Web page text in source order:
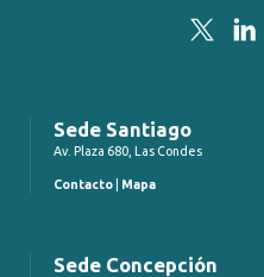
Twitter
Sede Santiago
Av. Plaza 680, Las Condes
Contacto Mapa
Sede Concepción